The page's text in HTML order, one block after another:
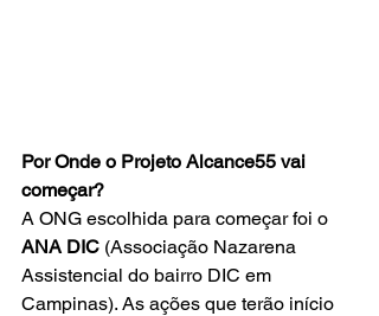
Por Onde o Projeto Alcance55 vai
começar?
A ONG escolhida para começar foi o
ANA DIC (Associação Nazarena
Assistencial do bairro DIC em
Campinas). As ações que terão início